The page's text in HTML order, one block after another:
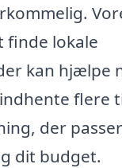
finde lokale
kan hjælpe
flere
der
dit budget.